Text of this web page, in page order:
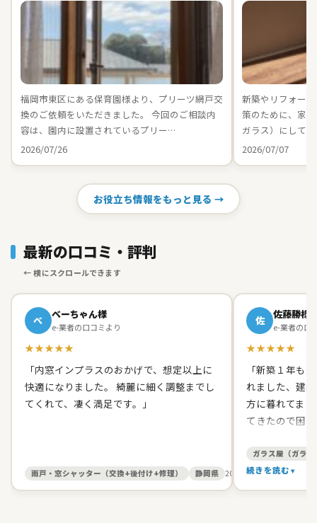
福岡市東区にある保育園様より、プリーツ網戸交
換のご依頼をいただきました。 今回のご相談内
容は、園内に設置されているプリー…
2026/07/26
新築やリフォー
策のために、家
ガラス）にして
2026/07/07
お役立ち情報をもっと見る →
最新の口コミ・評判
べ べーちゃん様
e-業者の口コミより
★★★★★
「内窓インプラスのおかげで、想定以上に
快適になりました。 綺麗に細く調整までし
てくれて、凄く満足です。」
雨戸・窓シャッター（交換+後付け+修理） 静岡県 2026/05/27
佐 佐藤勝様
e-業者の口
★★★★★
「新築１年も
れました、建
方に暮れてま
てきたので困
た。 有償でし
て、バッチリ
す。 信頼出来
ガラス屋（ガラ
続きを読む